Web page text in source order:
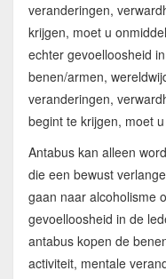
veranderingen,
krijgen, moet u
echter gevoelloosheid
benen/armen,
veranderingen,
begint te krijgen, moet
Antabus kan alleen
die een bewust
gaan naar alcoholisme
gevoelloosheid in de
antabus kopen de
activiteit, mentale